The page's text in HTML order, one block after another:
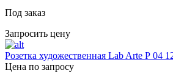
Под заказ
Запросить цену
Розетка художественная Lab Arte Р 04
Цена по запросу